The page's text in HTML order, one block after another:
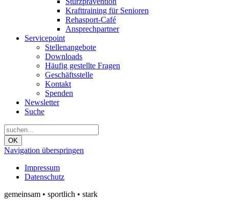
Krafttraining für Senioren
Rehasport-Café
Ansprechpartner
Servicepoint
Stellenangebote
Downloads
Häufig gestellte Fragen
Geschäftsstelle
Kontakt
Spenden
Newsletter
Suche
OK
Navigation überspringen
Impressum
Datenschutz
gemeinsam • sportlich • stark